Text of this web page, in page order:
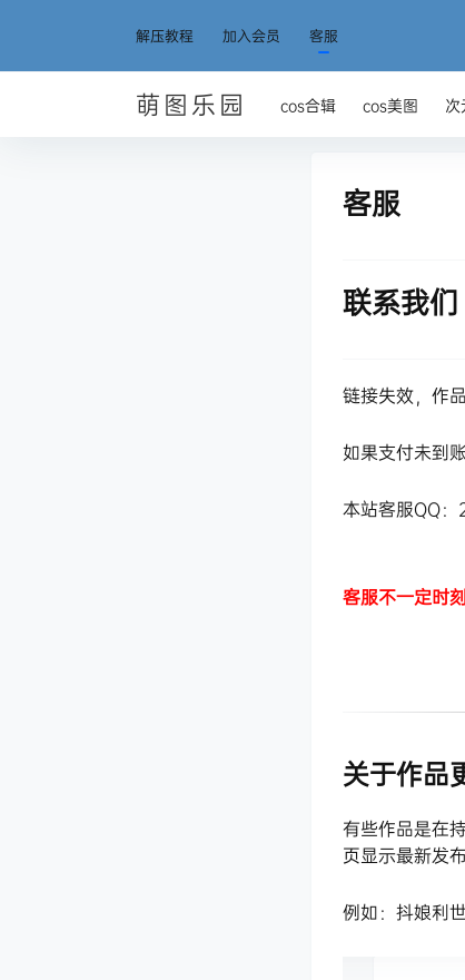
解压教程 加入会员 客服
萌图乐园 cos合辑 cos美图 次
客服
联系我们
链接失效，作
如果支付未到
本站客服QQ：
客服不一定时
关于作品
有些作品是在
页显示最新发布
例如：抖娘利